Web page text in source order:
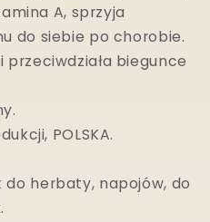
A, sprzyja
do siebie po chorobie.
i przeciwdziała biegunce
POLSKA.
herbaty, napojów, do